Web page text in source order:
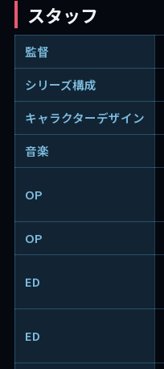
スタッフ
監督
シリーズ構成
キャラクターデザイン
音楽
OP
OP
ED
ED